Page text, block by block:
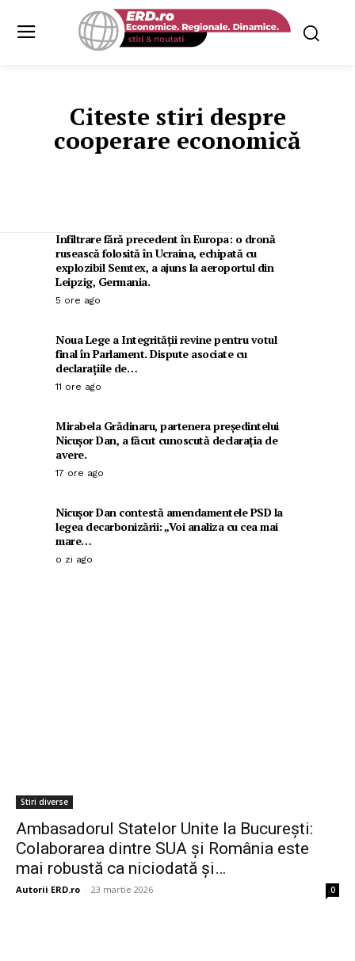
Citeste stiri despre
cooperare economică
Infiltrare fără precedent în Europa: o dronă
rusească folosită în Ucraina, echipată cu
explozibil Semtex, a ajuns la aeroportul din
Leipzig, Germania.
5 ore ago
Noua Lege a Integrității revine pentru votul
final în Parlament. Dispute asociate cu
declarațiile de…
11 ore ago
Mirabela Grădinaru, partenera președintelui
Nicușor Dan, a făcut cunoscută declarația de
avere.
17 ore ago
Nicușor Dan contestă amendamentele PSD la
legea decarbonizării: „Voi analiza cu cea mai
mare…
o zi ago
Stiri diverse
Ambasadorul Statelor Unite la București:
Colaborarea dintre SUA și România este
mai robustă ca niciodată și…
Autorii ERD.ro - 23 martie 2026 0